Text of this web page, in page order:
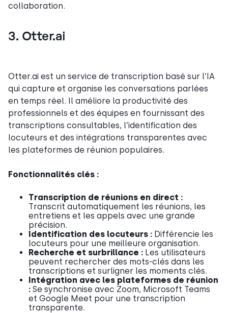
collaboration.
3. Otter.ai
Otter.ai est un service de transcription basé sur l’IA
qui capture et organise les conversations parlées
en temps réel. Il améliore la productivité des
professionnels et des équipes en fournissant des
transcriptions consultables, l’identification des
locuteurs et des intégrations transparentes avec
les plateformes de réunion populaires.
Fonctionnalités clés :
Transcription de réunions en direct :
Transcrit automatiquement les réunions, les
entretiens et les appels avec une grande
précision.
Identification des locuteurs : Différencie les
locuteurs pour une meilleure organisation.
Recherche et surbrillance : Les utilisateurs
peuvent rechercher des mots-clés dans les
transcriptions et surligner les moments clés.
Intégration avec les plateformes de réunion
: Se synchronise avec Zoom, Microsoft Teams
et Google Meet pour une transcription
transparente.